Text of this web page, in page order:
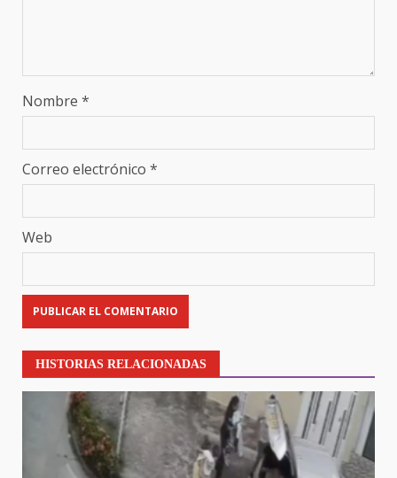
Nombre *
Correo electrónico *
Web
HISTORIAS RELACIONADAS